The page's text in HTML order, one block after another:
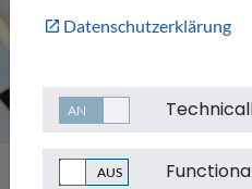
Datenschutzerklärung